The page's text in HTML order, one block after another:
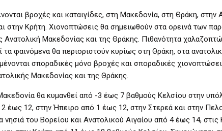
βροχές και καταιγίδες, στη Μακεδονία, στη Θράκη,
στην Κρήτη. Χιονοπτώσεις θα σημειωθούν στα ορεινά των
Ανατολική Μακεδονίας και της Θράκης. Πιθανότητα
φαινόμενα θα περιοριστούν κυρίως στη Θράκη, στα
σποραδικές μόνο βροχές και σποραδικές
Μακεδονίας και της Θράκης.
θα κυμανθεί από -3 έως 7 βαθμούς Κελσίου στην
έως 12, στην Ήπειρο από 1 έως 12, στην Στερεά και στην
νησιά του Βορείου και Ανατολικού Αιγαίου από 4 έως 14,